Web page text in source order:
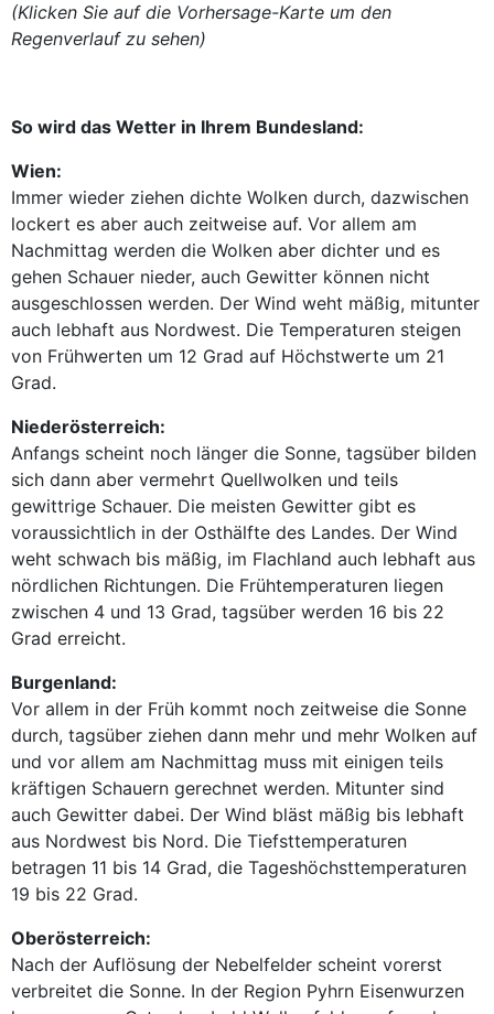
(Klicken Sie auf die Vorhersage-Karte um den
Regenverlauf zu sehen)
So wird das Wetter in Ihrem Bundesland:
Wien:
Immer wieder ziehen dichte Wolken durch, dazwischen
lockert es aber auch zeitweise auf. Vor allem am
Nachmittag werden die Wolken aber dichter und es
gehen Schauer nieder, auch Gewitter können nicht
ausgeschlossen werden. Der Wind weht mäßig, mitunter
auch lebhaft aus Nordwest. Die Temperaturen steigen
von Frühwerten um 12 Grad auf Höchstwerte um 21
Grad.
Niederösterreich:
Anfangs scheint noch länger die Sonne, tagsüber bilden
sich dann aber vermehrt Quellwolken und teils
gewittrige Schauer. Die meisten Gewitter gibt es
voraussichtlich in der Osthälfte des Landes. Der Wind
weht schwach bis mäßig, im Flachland auch lebhaft aus
nördlichen Richtungen. Die Frühtemperaturen liegen
zwischen 4 und 13 Grad, tagsüber werden 16 bis 22
Grad erreicht.
Burgenland:
Vor allem in der Früh kommt noch zeitweise die Sonne
durch, tagsüber ziehen dann mehr und mehr Wolken auf
und vor allem am Nachmittag muss mit einigen teils
kräftigen Schauern gerechnet werden. Mitunter sind
auch Gewitter dabei. Der Wind bläst mäßig bis lebhaft
aus Nordwest bis Nord. Die Tiefsttemperaturen
betragen 11 bis 14 Grad, die Tageshöchsttemperaturen
19 bis 22 Grad.
Oberösterreich:
Nach der Auflösung der Nebelfelder scheint vorerst
verbreitet die Sonne. In der Region Pyhrn Eisenwurzen